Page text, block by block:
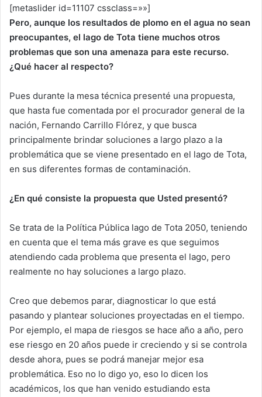
[metaslider id=11107 cssclass=»»]
Pero, aunque los resultados de plomo en el agua no sean
preocupantes, el lago de Tota tiene muchos otros
problemas que son una amenaza para este recurso.
¿Qué hacer al respecto?
Pues durante la mesa técnica presenté una propuesta,
que hasta fue comentada por el procurador general de la
nación, Fernando Carrillo Flórez, y que busca
principalmente brindar soluciones a largo plazo a la
problemática que se viene presentado en el lago de Tota,
en sus diferentes formas de contaminación.
¿En qué consiste la propuesta que Usted presentó?
Se trata de la Política Pública lago de Tota 2050, teniendo
en cuenta que el tema más grave es que seguimos
atendiendo cada problema que presenta el lago, pero
realmente no hay soluciones a largo plazo.
Creo que debemos parar, diagnosticar lo que está
pasando y plantear soluciones proyectadas en el tiempo.
Por ejemplo, el mapa de riesgos se hace año a año, pero
ese riesgo en 20 años puede ir creciendo y si se controla
desde ahora, pues se podrá manejar mejor esa
problemática. Eso no lo digo yo, eso lo dicen los
académicos, los que han venido estudiando esta